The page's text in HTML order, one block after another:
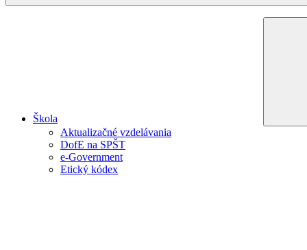
Menu
Škola
Aktualizačné vzdelávania
DofE na SPŠT
e-Government
Etický kódex